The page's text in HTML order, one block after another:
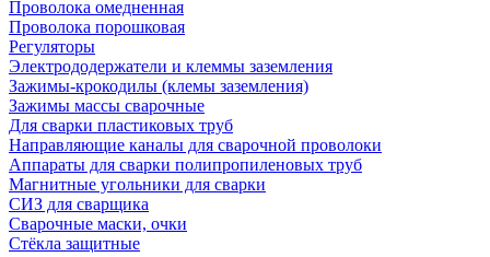
Проволока омедненная
Проволока порошковая
Регуляторы
Электрододержатели и клеммы заземления
Зажимы-крокодилы (клемы заземления)
Зажимы массы сварочные
Для сварки пластиковых труб
Направляющие каналы для сварочной проволоки
Аппараты для сварки полипропиленовых труб
Магнитные угольники для сварки
СИЗ для сварщика
Сварочные маски, очки
Стёкла защитные